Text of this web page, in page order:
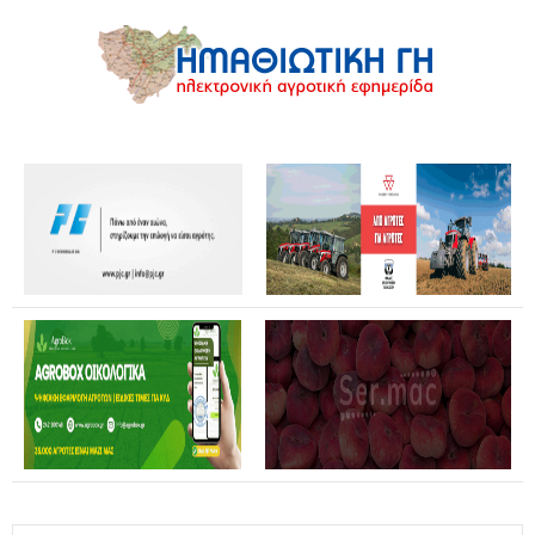
Θανάσης Καββαδάς: Θωρακίζεται όλη η χώρα απέναντι